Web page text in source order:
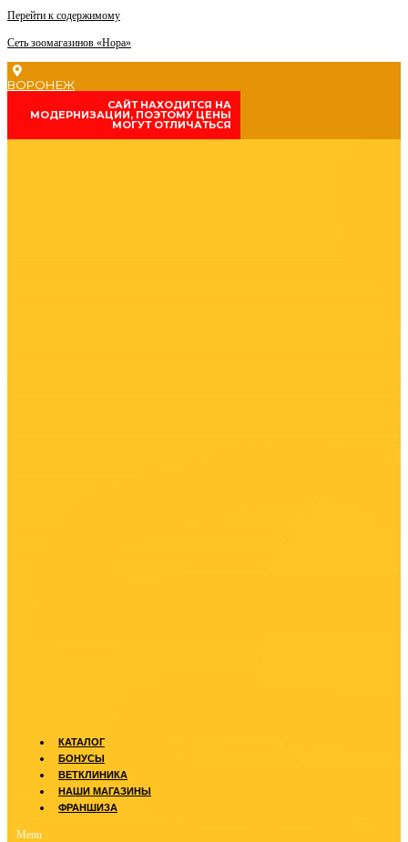
Перейти к содержимому
Сеть зоомагазинов «Нора»
ВОРОНЕЖ
CАЙТ НАХОДИТСЯ НА
МОДЕРНИЗАЦИИ, ПОЭТОМУ ЦЕНЫ
МОГУТ ОТЛИЧАТЬСЯ
КАТАЛОГ
БОНУСЫ
ВЕТКЛИНИКА
НАШИ МАГАЗИНЫ
ФРАНШИЗА
Menu